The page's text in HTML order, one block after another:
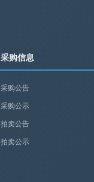
采购信息
采购公告
采购公示
拍卖公告
拍卖公示